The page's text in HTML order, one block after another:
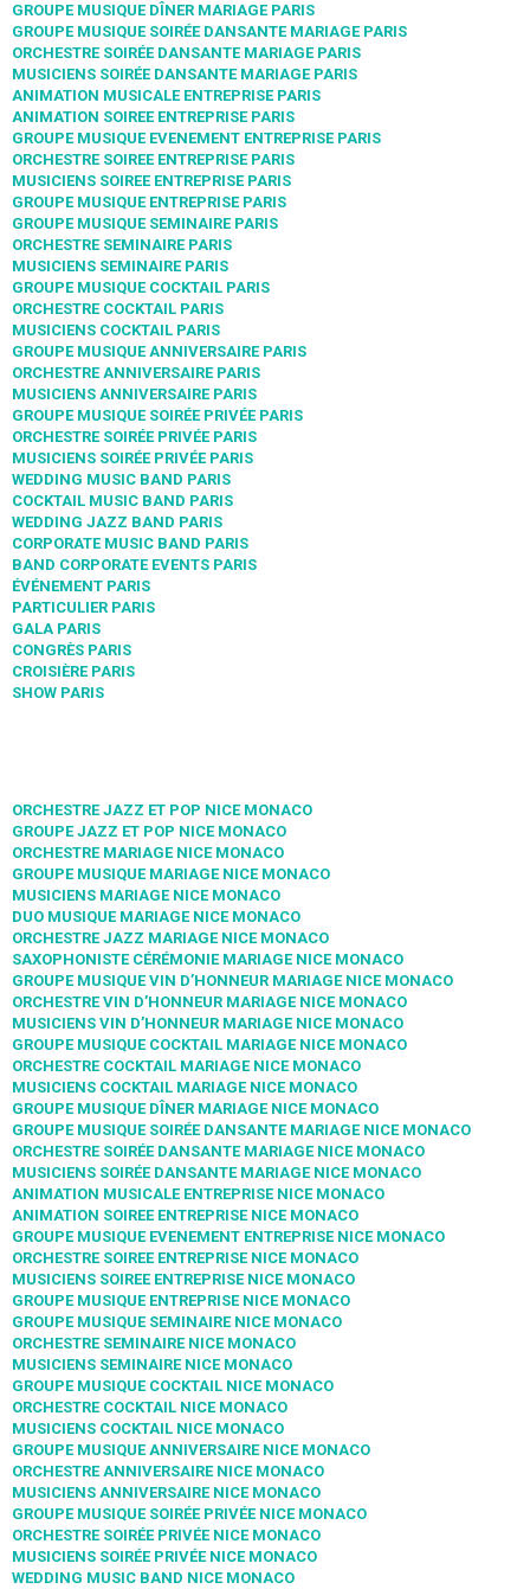
GROUPE MUSIQUE DÎNER MARIAGE PARIS
GROUPE MUSIQUE SOIRÉE DANSANTE MARIAGE PARIS
ORCHESTRE SOIRÉE DANSANTE MARIAGE PARIS
MUSICIENS SOIRÉE DANSANTE MARIAGE PARIS
ANIMATION MUSICALE ENTREPRISE PARIS
ANIMATION SOIREE ENTREPRISE PARIS
GROUPE MUSIQUE EVENEMENT ENTREPRISE PARIS
ORCHESTRE SOIREE ENTREPRISE PARIS
MUSICIENS SOIREE ENTREPRISE PARIS
GROUPE MUSIQUE ENTREPRISE PARIS
GROUPE MUSIQUE SEMINAIRE PARIS
ORCHESTRE SEMINAIRE PARIS
MUSICIENS SEMINAIRE PARIS
GROUPE MUSIQUE COCKTAIL PARIS
ORCHESTRE COCKTAIL PARIS
MUSICIENS COCKTAIL PARIS
GROUPE MUSIQUE ANNIVERSAIRE PARIS
ORCHESTRE ANNIVERSAIRE PARIS
MUSICIENS ANNIVERSAIRE PARIS
GROUPE MUSIQUE SOIRÉE PRIVÉE PARIS
ORCHESTRE SOIRÉE PRIVÉE PARIS
MUSICIENS SOIRÉE PRIVÉE PARIS
WEDDING MUSIC BAND PARIS
COCKTAIL MUSIC BAND PARIS
WEDDING JAZZ BAND PARIS
CORPORATE MUSIC BAND PARIS
BAND CORPORATE EVENTS PARIS
ÉVÉNEMENT PARIS
PARTICULIER PARIS
GALA PARIS
CONGRÈS PARIS
CROISIÈRE PARIS
SHOW PARIS
ORCHESTRE JAZZ ET POP NICE MONACO
GROUPE JAZZ ET POP NICE MONACO
ORCHESTRE MARIAGE NICE MONACO
GROUPE MUSIQUE MARIAGE NICE MONACO
MUSICIENS MARIAGE NICE MONACO
DUO MUSIQUE MARIAGE NICE MONACO
ORCHESTRE JAZZ MARIAGE NICE MONACO
SAXOPHONISTE CÉRÉMONIE MARIAGE NICE MONACO
GROUPE MUSIQUE VIN D’HONNEUR MARIAGE NICE MONACO
ORCHESTRE VIN D’HONNEUR MARIAGE NICE MONACO
MUSICIENS VIN D’HONNEUR MARIAGE NICE MONACO
GROUPE MUSIQUE COCKTAIL MARIAGE NICE MONACO
ORCHESTRE COCKTAIL MARIAGE NICE MONACO
MUSICIENS COCKTAIL MARIAGE NICE MONACO
GROUPE MUSIQUE DÎNER MARIAGE NICE MONACO
GROUPE MUSIQUE SOIRÉE DANSANTE MARIAGE NICE MONACO
ORCHESTRE SOIRÉE DANSANTE MARIAGE NICE MONACO
MUSICIENS SOIRÉE DANSANTE MARIAGE NICE MONACO
ANIMATION MUSICALE ENTREPRISE NICE MONACO
ANIMATION SOIREE ENTREPRISE NICE MONACO
GROUPE MUSIQUE EVENEMENT ENTREPRISE NICE MONACO
ORCHESTRE SOIREE ENTREPRISE NICE MONACO
MUSICIENS SOIREE ENTREPRISE NICE MONACO
GROUPE MUSIQUE ENTREPRISE NICE MONACO
GROUPE MUSIQUE SEMINAIRE NICE MONACO
ORCHESTRE SEMINAIRE NICE MONACO
MUSICIENS SEMINAIRE NICE MONACO
GROUPE MUSIQUE COCKTAIL NICE MONACO
ORCHESTRE COCKTAIL NICE MONACO
MUSICIENS COCKTAIL NICE MONACO
GROUPE MUSIQUE ANNIVERSAIRE NICE MONACO
ORCHESTRE ANNIVERSAIRE NICE MONACO
MUSICIENS ANNIVERSAIRE NICE MONACO
GROUPE MUSIQUE SOIRÉE PRIVÉE NICE MONACO
ORCHESTRE SOIRÉE PRIVÉE NICE MONACO
MUSICIENS SOIRÉE PRIVÉE NICE MONACO
WEDDING MUSIC BAND NICE MONACO